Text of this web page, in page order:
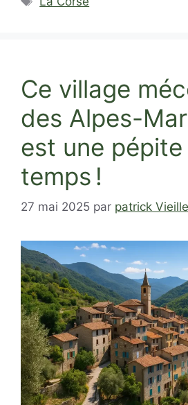
Ce village
des Alpes-
est une
temps !
27 mai 2025 par patrick